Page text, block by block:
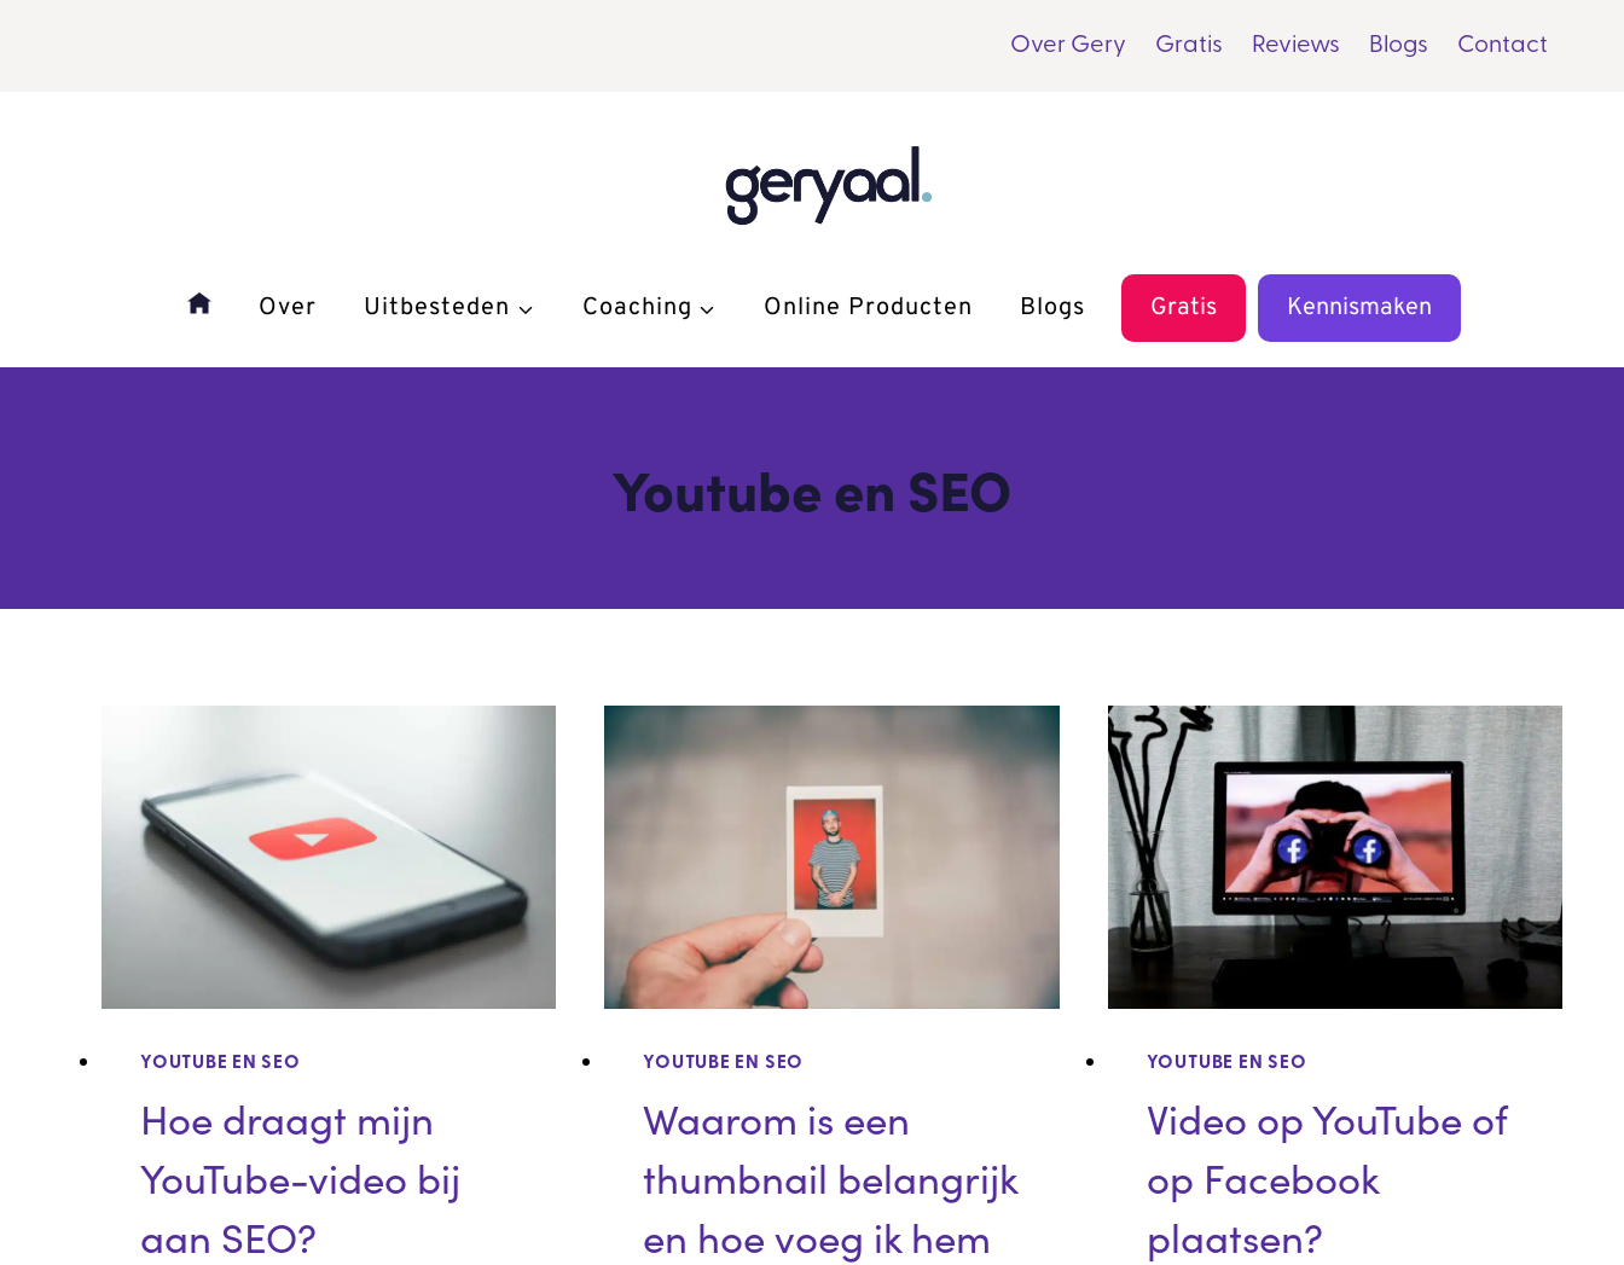
Over Gery Gratis Reviews Blogs Contact
Over Uitbesteden Coaching Online Producten Blogs Gratis Kennismaken
Youtube en SEO
YOUTUBE EN SEO
Hoe draagt mijn
YouTube-video bij
aan SEO?
YOUTUBE EN SEO
Waarom is een
thumbnail belangrijk
en hoe voeg ik hem
YOUTUBE EN SEO
Video op YouTube of
op Facebook
plaatsen?